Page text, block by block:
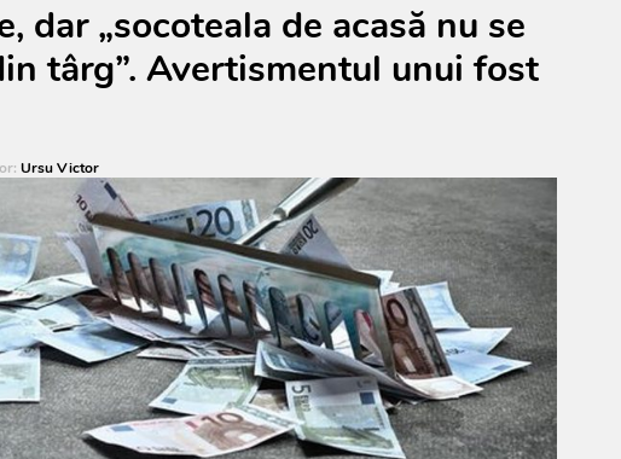
dar „socoteala de acasă nu se
târg”. Avertismentul unui fost
Ursu Victor